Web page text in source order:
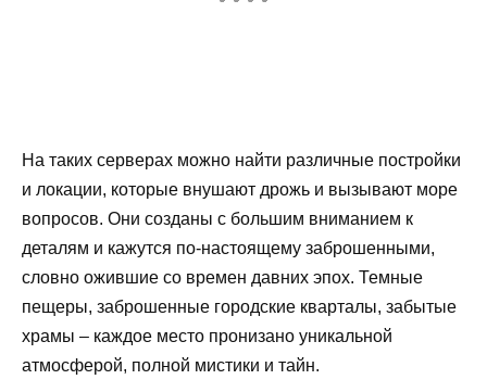
На таких серверах можно найти различные постройки
и локации, которые внушают дрожь и вызывают море
вопросов. Они созданы с большим вниманием к
деталям и кажутся по-настоящему заброшенными,
словно ожившие со времен давних эпох. Темные
пещеры, заброшенные городские кварталы, забытые
храмы – каждое место пронизано уникальной
атмосферой, полной мистики и тайн.